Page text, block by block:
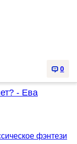
0
- Ева
фэнтези